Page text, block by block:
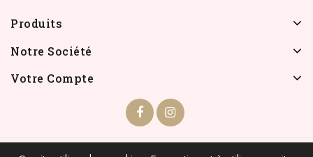
Produits
Notre Société
Votre Compte